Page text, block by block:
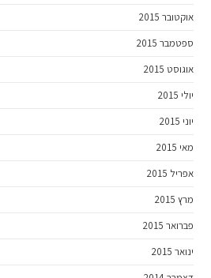
אוקטובר 2015
ספטמבר 2015
אוגוסט 2015
יולי 2015
יוני 2015
מאי 2015
אפריל 2015
מרץ 2015
פברואר 2015
ינואר 2015